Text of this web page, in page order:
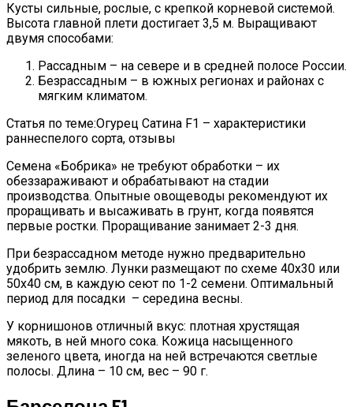
Кусты сильные, рослые, с крепкой корневой системой.
Высота главной плети достигает 3,5 м. Выращивают
двумя способами:
Рассадным – на севере и в средней полосе России.
Безрассадным – в южных регионах и районах с
мягким климатом.
Статья по теме:Огурец Сатина F1 – характеристики
раннеспелого сорта, отзывы
Семена «Бобрика» не требуют обработки – их
обеззараживают и обрабатывают на стадии
производства. Опытные овощеводы рекомендуют их
проращивать и высаживать в грунт, когда появятся
первые ростки. Проращивание занимает 2-3 дня.
При безрассадном методе нужно предварительно
удобрить землю. Лунки размещают по схеме 40х30 или
50х40 см, в каждую сеют по 1-2 семени. Оптимальный
период для посадки – середина весны.
У корнишонов отличный вкус: плотная хрустящая
мякоть, в ней много сока. Кожица насыщенного
зеленого цвета, иногда на ней встречаются светлые
полосы. Длина – 10 см, вес – 90 г.